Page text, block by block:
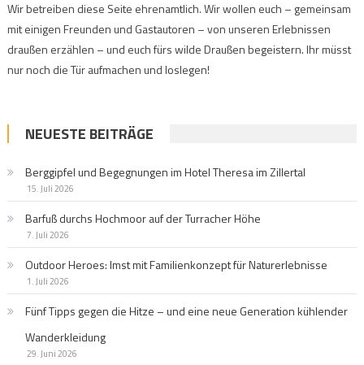
Wir betreiben diese Seite ehrenamtlich. Wir wollen euch – gemeinsam
mit einigen Freunden und Gastautoren – von unseren Erlebnissen
draußen erzählen – und euch fürs wilde Draußen begeistern. Ihr müsst
nur noch die Tür aufmachen und loslegen!
NEUESTE BEITRÄGE
Berggipfel und Begegnungen im Hotel Theresa im Zillertal
15. Juli 2026
Barfuß durchs Hochmoor auf der Turracher Höhe
7. Juli 2026
Outdoor Heroes: Imst mit Familienkonzept für Naturerlebnisse
1. Juli 2026
Fünf Tipps gegen die Hitze – und eine neue Generation kühlender
Wanderkleidung
29. Juni 2026